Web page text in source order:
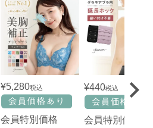
¥5,280税込
会員特別価格
¥440税込
会員特別価格